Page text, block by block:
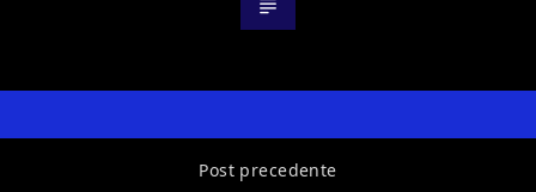
Post precedente